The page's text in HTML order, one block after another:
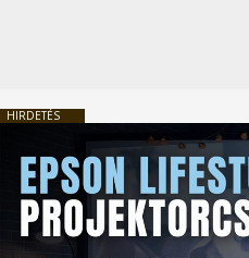
HIRDETÉS